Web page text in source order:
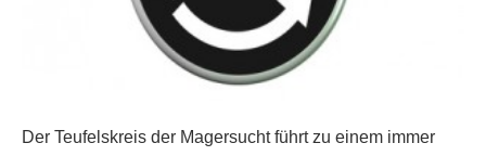
Der Teufelskreis der Magersucht führt zu einem immer